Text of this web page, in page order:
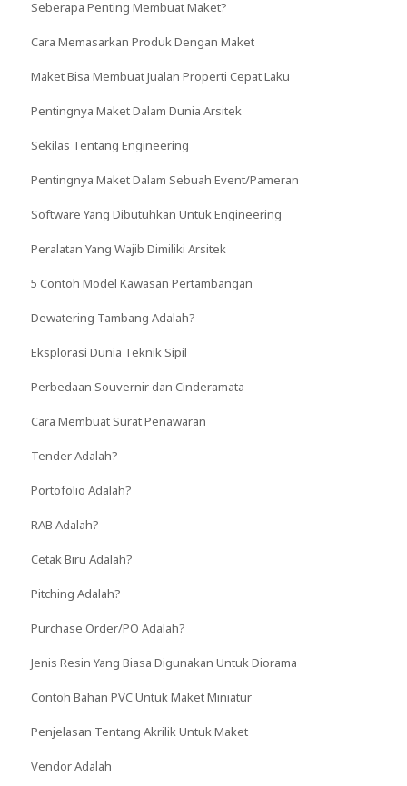
Seberapa Penting Membuat Maket?
Cara Memasarkan Produk Dengan Maket
Maket Bisa Membuat Jualan Properti Cepat Laku
Pentingnya Maket Dalam Dunia Arsitek
Sekilas Tentang Engineering
Pentingnya Maket Dalam Sebuah Event/Pameran
Software Yang Dibutuhkan Untuk Engineering
Peralatan Yang Wajib Dimiliki Arsitek
5 Contoh Model Kawasan Pertambangan
Dewatering Tambang Adalah?
Eksplorasi Dunia Teknik Sipil
Perbedaan Souvernir dan Cinderamata
Cara Membuat Surat Penawaran
Tender Adalah?
Portofolio Adalah?
RAB Adalah?
Cetak Biru Adalah?
Pitching Adalah?
Purchase Order/PO Adalah?
Jenis Resin Yang Biasa Digunakan Untuk Diorama
Contoh Bahan PVC Untuk Maket Miniatur
Penjelasan Tentang Akrilik Untuk Maket
Vendor Adalah